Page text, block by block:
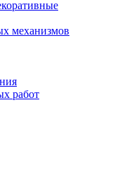
механизмов
работ